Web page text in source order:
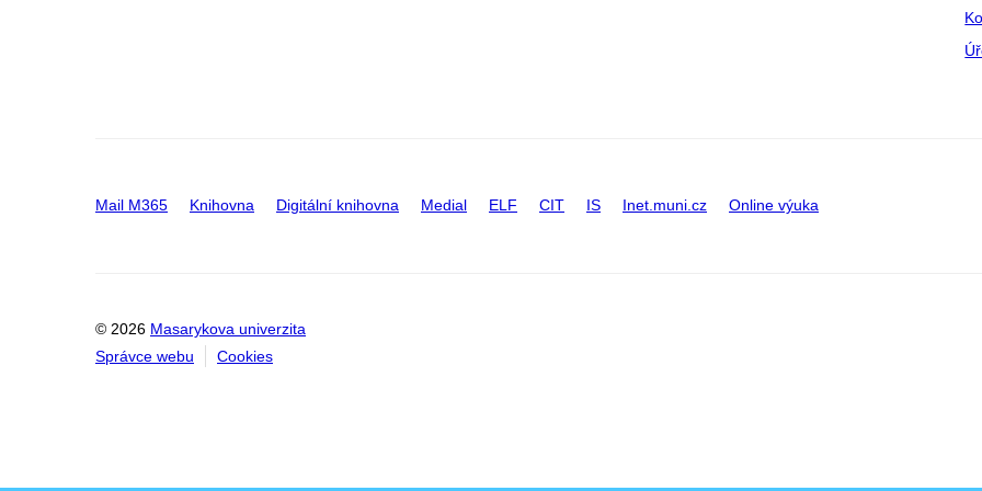
Mail M365 Knihovna Digitální knihovna Medial ELF CIT IS Inet.muni.cz Online výuka
© 2026 Masarykova univerzita
Správce webu
Cookies